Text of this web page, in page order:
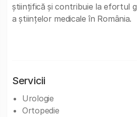
științifică și contribuie la efortul
a științelor medicale în România.
Servicii
Urologie
Ortopedie